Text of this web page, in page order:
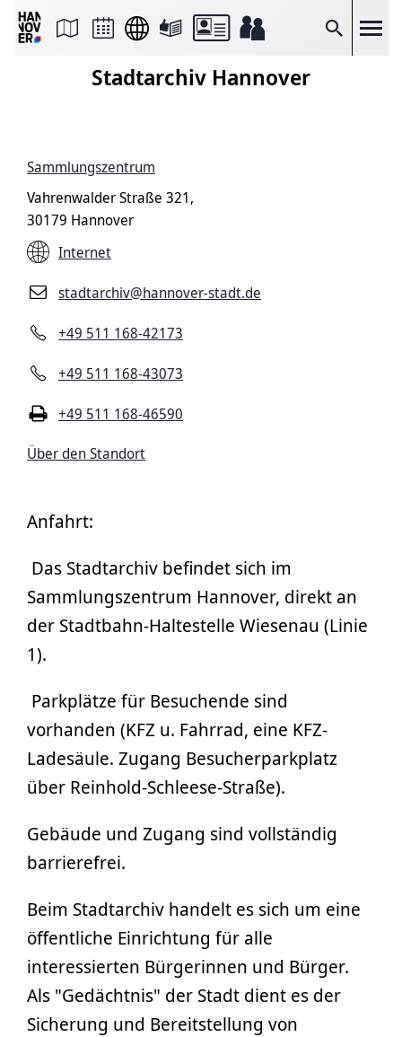
Suche
Seite
Seitenlink
Seite
Stadtarchiv Hannover
Sammlungszentrum
Vahrenwalder Straße 321,
30179 Hannover
Internet
stadtarchiv@hannover-stadt.de
+49 511 168-42173
+49 511 168-43073
+49 511 168-46590
Über den Standort
Anfahrt:
Das Stadtarchiv befindet sich im
Sammlungszentrum Hannover, direkt an
der Stadtbahn-Haltestelle Wiesenau (Linie
1).
Parkplätze für Besuchende sind
vorhanden (KFZ u. Fahrrad, eine KFZ-
Ladesäule. Zugang Besucherparkplatz
über Reinhold-Schleese-Straße).
Gebäude und Zugang sind vollständig
barrierefrei.
Beim Stadtarchiv handelt es sich um eine
öffentliche Einrichtung für alle
interessierten Bürgerinnen und Bürger.
Als "Gedächtnis" der Stadt dient es der
Sicherung und Bereitstellung von